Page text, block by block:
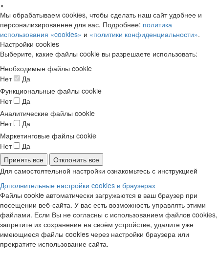
×
Мы обрабатываем cookies, чтобы сделать наш сайт удобнее и
персонализированнее для вас. Подробнее: политика
использования «cookies» и «политики конфиденциальности».
Настройки cookies
Выберите, какие файлы cookie вы разрешаете использовать:
Необходимые файлы cookie
Нет
Да
Функциональные файлы cookie
Нет
Да
Аналитические файлы cookie
Нет
Да
Маркетинговые файлы cookie
Нет
Да
Принять все
Отклонить все
Для самостоятельной настройки ознакомьтесь с инструкцией
Дополнительные настройки cookies в браузерах
Файлы cookie автоматически загружаются в ваш браузер при
посещении веб-сайта. У вас есть возможность управлять этими
файлами. Если Вы не согласны с использованием файлов cookies,
запретите их сохранение на своём устройстве, удалите уже
имеющиеся файлы cookies через настройки браузера или
прекратите использование сайта.